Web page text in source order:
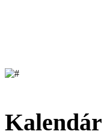
Kalendár